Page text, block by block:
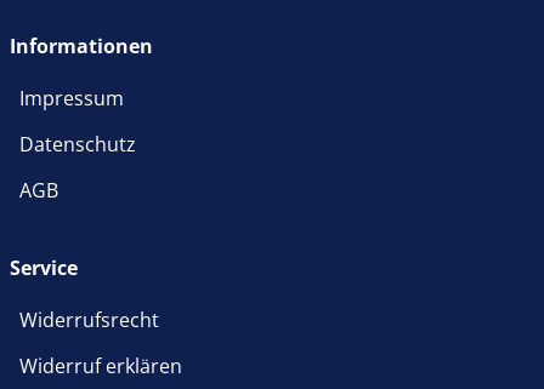
Informationen
Impressum
Datenschutz
AGB
Service
Widerrufsrecht
Widerruf erklären